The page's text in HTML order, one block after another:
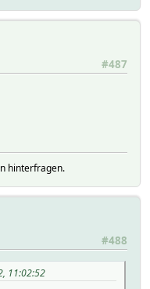
#487
hinterfragen.
#488
11:02:52